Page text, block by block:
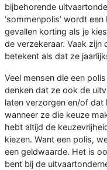
bijbehorende
‘sommenpolis’ wordt
gevallen korting als je
de verzekeraar. Vaak zijn
betekent als dat ze
Veel mensen die een
denken dat ze ook de
laten verzorgen en/of
wanneer ze die keuze
hebt altijd de
kiezen. Want een polis,
een geldwaarde. Het is
bent bij de